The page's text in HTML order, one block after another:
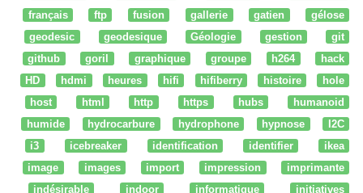
français
ftp fusion gallerie gatien
gélose
geodesic
geodesique Géologie gestion
git
github
goril graphique groupe h264
hack
HD
hdmi heures hifi hifiberry histoire
hole
host
html http https hubs
humanoid
humide
hydrocarbure hydrophone hypnose
I2C
i3
icebreaker identification identifier
ikea
image
images import impression
imprimante
indésirable
indoor informatique initiatives